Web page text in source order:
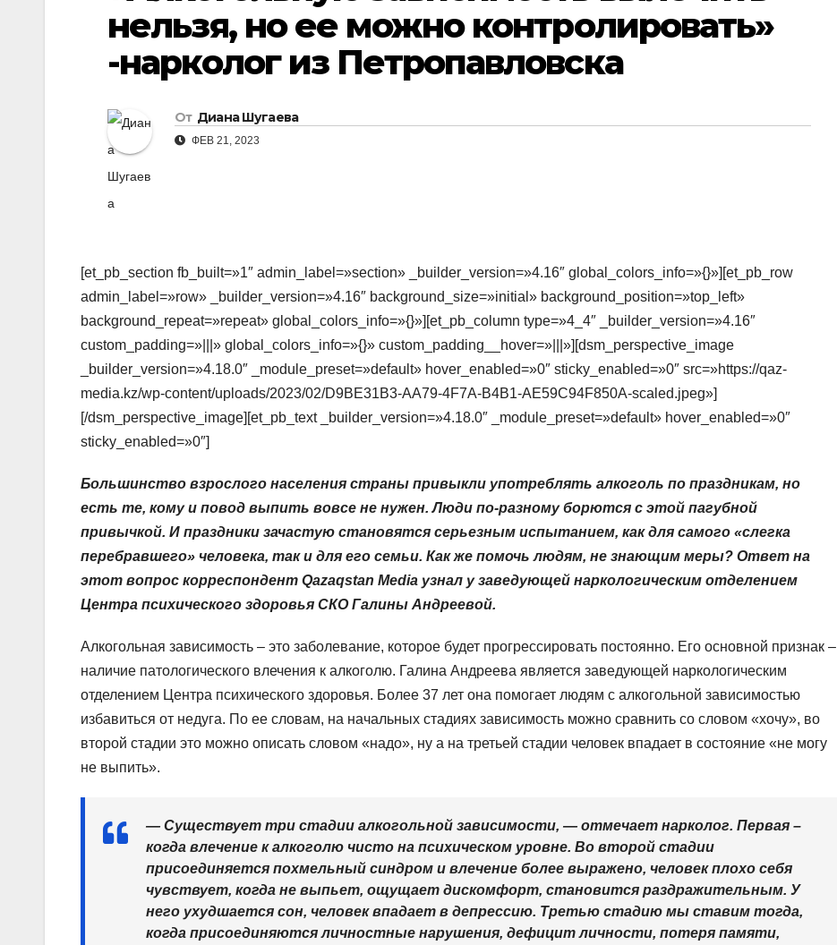
нельзя, но ее можно контролировать»
-нарколог из Петропавловска
От Диана Шугаева
ФЕВ 21, 2023
[et_pb_section fb_built=»1″ admin_label=»section» _builder_version=»4.16″ global_colors_info=»{}»][et_pb_row
admin_label=»row» _builder_version=»4.16″ background_size=»initial» background_position=»top_left»
background_repeat=»repeat» global_colors_info=»{}»][et_pb_column type=»4_4″ _builder_version=»4.16″
custom_padding=»|||» global_colors_info=»{}» custom_padding__hover=»|||»][dsm_perspective_image
_builder_version=»4.18.0″ _module_preset=»default» hover_enabled=»0″ sticky_enabled=»0″ src=»https://qaz-
media.kz/wp-content/uploads/2023/02/D9BE31B3-AA79-4F7A-B4B1-AE59C94F850A-scaled.jpeg»]
[/dsm_perspective_image][et_pb_text _builder_version=»4.18.0″ _module_preset=»default» hover_enabled=»0″
sticky_enabled=»0″]
Большинство взрослого населения страны привыкли употреблять алкоголь по праздникам, но
есть те, кому и повод выпить вовсе не нужен. Люди по-разному борются с этой пагубной
привычкой. И праздники зачастую становятся серьезным испытанием, как для самого «слегка
перебравшего» человека, так и для его семьи. Как же помочь людям, не знающим меры? Ответ на
этот вопрос корреспондент Qazaqstan Media узнал у заведующей наркологическим отделением
Центра психического здоровья СКО Галины Андреевой.
Алкогольная зависимость – это заболевание, которое будет прогрессировать постоянно. Его основной признак –
наличие патологического влечения к алкоголю. Галина Андреева является заведующей наркологическим
отделением Центра психического здоровья. Более 37 лет она помогает людям с алкогольной зависимостью
избавиться от недуга. По ее словам, на начальных стадиях зависимость можно сравнить со словом «хочу», во
второй стадии это можно описать словом «надо», ну а на третьей стадии человек впадает в состояние «не могу
не выпить».
— Существует три стадии алкогольной зависимости, — отмечает нарколог. Первая –
когда влечение к алкоголю чисто на психическом уровне. Во второй стадии
присоединяется похмельный синдром и влечение более выражено, человек плохо себя
чувствует, когда не выпьет, ощущает дискомфорт, становится раздражительным. У
него ухудшается сон, человек впадает в депрессию. Третью стадию мы ставим тогда,
когда присоединяются личностные нарушения, дефицит личности, потеря памяти,